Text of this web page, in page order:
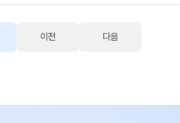
이전 다음